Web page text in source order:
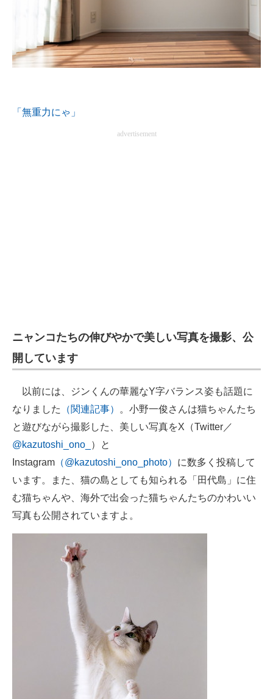
「無重力にゃ」
advertisement
ニャンコたちの伸びやかで美しい写真を撮影、公
開しています
以前には、ジンくんの華麗なY字バランス姿も話題に
なりました
（関連記事）
。小野一俊さんは猫ちゃんたち
と遊びながら撮影した、美しい写真をX（Twitter／
@kazutoshi_ono_
）と
Instagram （@kazutoshi_ono_photo） に数多く投稿して
います。また、猫の島としても知られる「田代島」に住
む猫ちゃんや、海外で出会った猫ちゃんたちのかわいい
写真も公開されていますよ。